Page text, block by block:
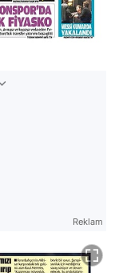
Reklam